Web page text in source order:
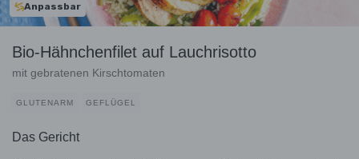
Anpassbar
Bio-Hähnchenfilet auf Lauchrisotto
mit gebratenen Kirschtomaten
GLUTENARM GEFLÜGEL
Das Gericht